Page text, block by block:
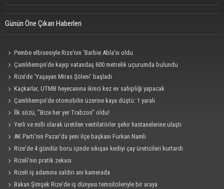
Günün Öne Çıkan Haberleri
Pembe elbisesiyle Rize'nin 'Barbie Abla'sı oldu
Çamlıhemşin'de kayıp vatandaş 600 metrelik uçurumda bulundu
Rize’de ‘Yaşayan Miras Şöleni’ başladı
Kaçkarlar, UTMB heyecanına ikinci kez ev sahipliği yapacak
Çamlıhemşin'de otomobilin üzerine kaya düştü: 1 yaralı
İlk sözü, "Bize her yer Trabzon" oldu!
Yerli ve milli olarak üretilen ventilatörler şehir hastanelerine ulaştı
AK Parti'nin Pazar'da yeni ilçe başkanı Furkan Namlı
Rize'de 4 gündür boru içinde sıkışan kediyi çay üreticileri kurtardı
Rizeli'nin pratik zekası
Rizeli iş adamına saldırı anı kamerada
Bakan Şimşek Rize'de iş dünyası temsilcileriyle bir araya